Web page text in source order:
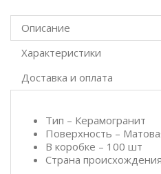
Описание
Характеристики
Доставка и оплата
Тип – Керамогранит
Поверхность –
В коробке – 100 шт
Страна